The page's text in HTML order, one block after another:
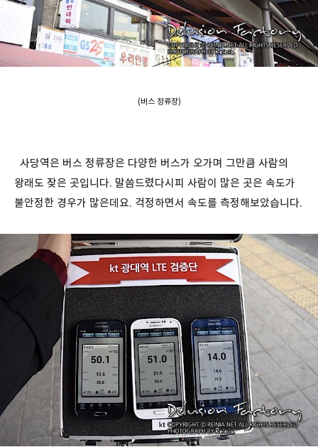
(버스 정류장)
사당역은 버스 정류장은 다양한 버스가 오가며 그만큼 사람의
왕래도 잦은 곳입니다. 말씀드렸다시피 사람이 많은 곳은 속도가
불안정한 경우가 많은데요. 걱정하면서 속도를 측정해보았습니다.